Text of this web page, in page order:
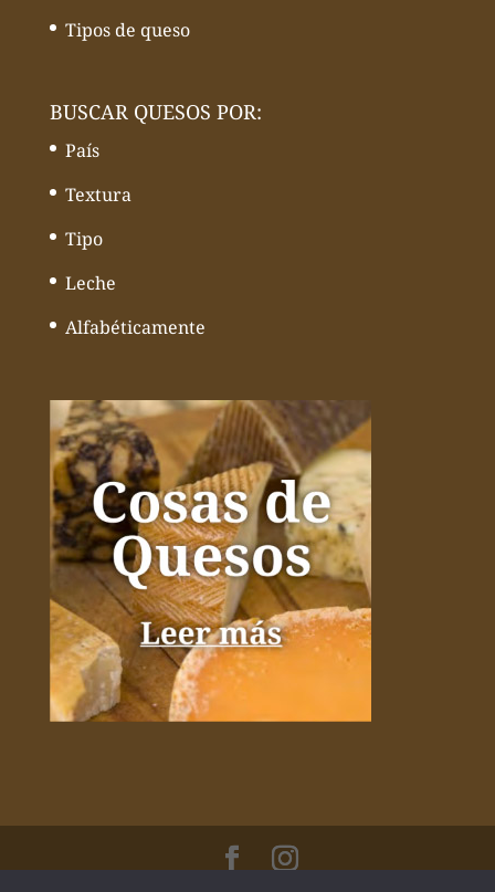
Tipos de queso
BUSCAR QUESOS POR:
País
Textura
Tipo
Leche
Alfabéticamente